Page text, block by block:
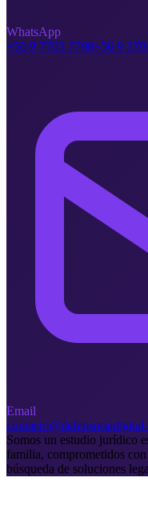
WhatsApp
+56 9 7703 7798+56 9
Email
Somos un estudio jurídico
familia, comprometidos
búsqueda de soluciones